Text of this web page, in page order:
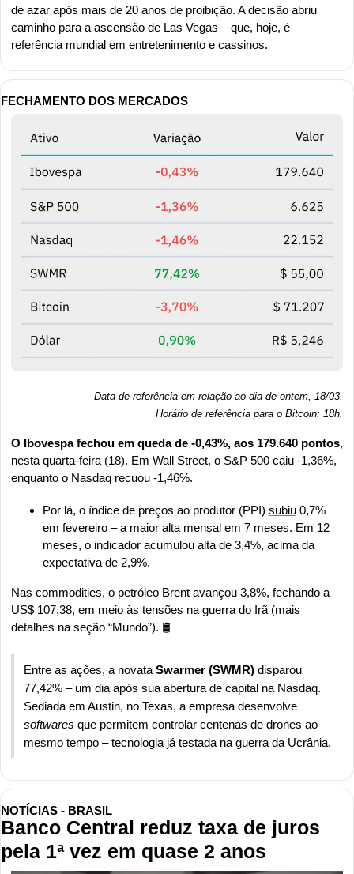
de azar após mais de 20 anos de proibição. A decisão abriu
caminho para a ascensão de Las Vegas – que, hoje, é
referência mundial em entretenimento e cassinos.
FECHAMENTO DOS MERCADOS
Data de referência em relação ao dia de ontem, 18/03.
Horário de referência para o Bitcoin: 18h
O Ibovespa fechou em queda de -0,43%, aos 179.640 pontos,
nesta quarta-feira (18). Em Wall Street, o S&P 500 caiu -1,36%,
enquanto o Nasdaq recuou -1,46%.
Por lá, o índice de preços ao produtor (PPI) subiu 0,7%
em fevereiro – a maior alta mensal em 7 meses. Em 12
meses, o indicador acumulou alta de 3,4%, acima da
expectativa de 2,9%.
Nas commodities, o petróleo Brent avançou 3,8%, fechando a
US$ 107,38, em meio às tensões na guerra do Irã (mais
detalhes na seção “Mundo”). 🛢️
Entre as ações, a novata Swarmer (SWMR) disparou
77,42% – um dia após sua abertura de capital na Nasdaq.
softwares que permitem controlar centenas de drones ao
mesmo tempo – tecnologia já testada na guerra da Ucrânia.
NOTÍCIAS - BRASIL
Banco Central reduz taxa de juros
pela 1ª vez em quase 2 anos